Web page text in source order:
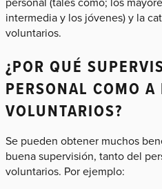
intermedia y los jóvenes) y la
voluntarios.
¿POR QUÉ
PERSONAL COMO A
VOLUNTARIOS?
Se pueden obtener muchos
buena supervisión, tanto del
voluntarios. Por ejemplo: